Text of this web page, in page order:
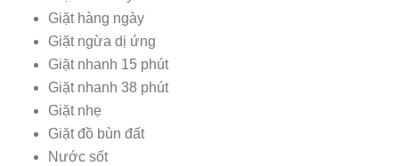
Giặt hàng ngày
Giặt ngừa dị ứng
Giặt nhanh 15 phút
Giặt nhanh 38 phút
Giặt nhẹ
Giặt đồ bùn đất
Nước sốt